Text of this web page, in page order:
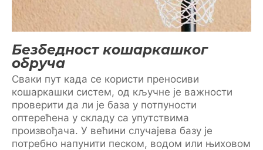
Безбедност кошаркашког
обруча
Сваки пут када се користи преносиви
кошаркашки систем, од кључне је важности
проверити да ли је база у потпуности
оптерећена у складу са упутствима
произвођача. У већини случајева базу је
потребно напунити песком, водом или њиховом